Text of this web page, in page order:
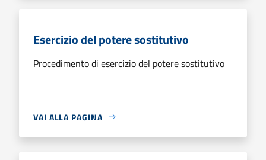
Esercizio del potere sostitutivo
Procedimento di esercizio del potere sostitutivo
VAI ALLA PAGINA